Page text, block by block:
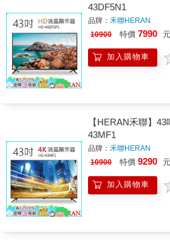
43DF5N1
品牌： 禾聯HERAN
10900
特價 7990 元
加入購物車
【HERAN禾聯】
43MF1
品牌： 禾聯HERAN
10900
特價 9290 元
加入購物車